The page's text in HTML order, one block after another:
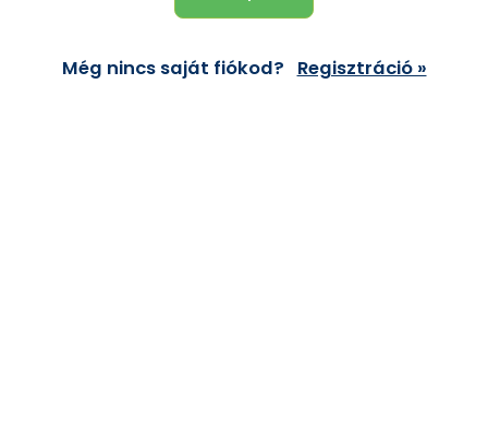
Még nincs saját fiókod? Regisztráció »